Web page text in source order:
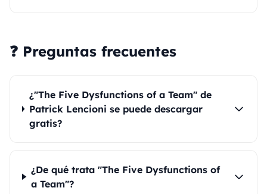
❓ Preguntas frecuentes
¿"The Five Dysfunctions of a Team" de
Patrick Lencioni se puede descargar
gratis?
¿De qué trata "The Five Dysfunctions of
a Team"?